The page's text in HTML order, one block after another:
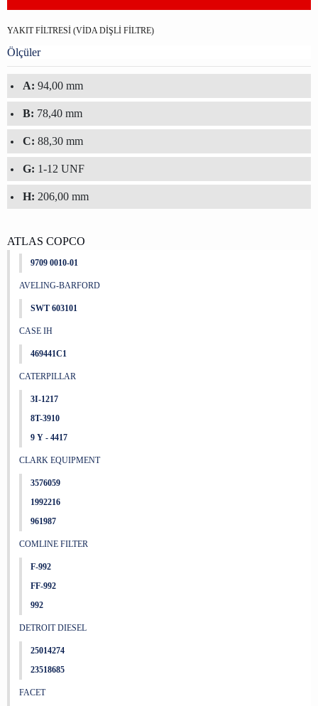
YAKIT FİLTRESİ (VİDA DİŞLİ FİLTRE)
Ölçüler
A: 94,00 mm
B: 78,40 mm
C: 88,30 mm
G: 1-12 UNF
H: 206,00 mm
ATLAS COPCO
9709 0010-01
AVELING-BARFORD
SWT 603101
CASE IH
469441C1
CATERPILLAR
3I-1217
8T-3910
9 Y - 4417
CLARK EQUIPMENT
3576059
1992216
961987
COMLINE FILTER
F-992
FF-992
992
DETROIT DIESEL
25014274
23518685
FACET